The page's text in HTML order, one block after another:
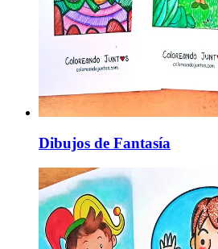
Dibujos de Fantasía